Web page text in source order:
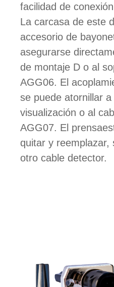
facilidad de
La carcasa de este
accesorio de
asegurarse
de montaje D o al
AGG06. El
se puede atornillar
visualización o al
AGG07. El
quitar y reemplazar,
otro cable detector.